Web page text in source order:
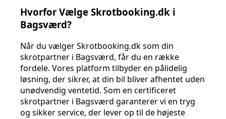
Hvorfor Vælge Skrotbooking.dk i
Bagsværd?
Når du vælger Skrotbooking.dk som din
skrotpartner i Bagsværd, får du en række
fordele. Vores platform tilbyder en pålidelig
løsning, der sikrer, at din bil bliver afhentet uden
unødvendig ventetid. Som en certificeret
skrotpartner i Bagsværd garanterer vi en tryg
og sikker service, der lever op til de højeste